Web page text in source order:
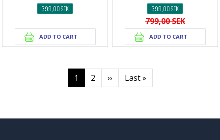
399,00 SEK 399,00 SEK
799,00 SEK
Current page
1 Page
2 Next page
›› Last page
Last »